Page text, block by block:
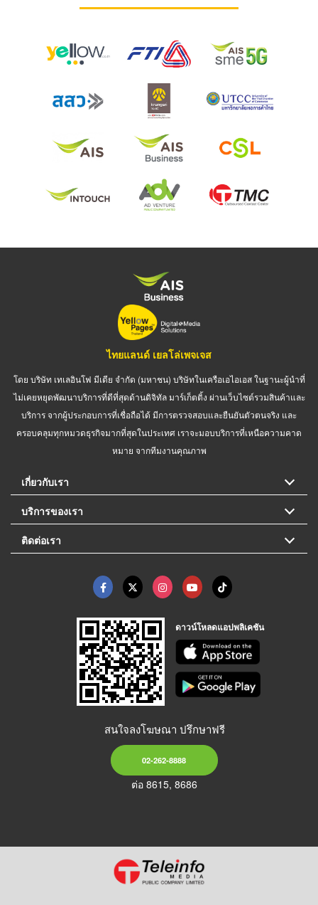
ไทยแลนด์ เยลโล่เพจเจส
โดย บริษัท เทเลอินโฟ มีเดีย จำกัด (มหาชน) บริษัทในเครือเอไอเอส ในฐานะผู้นำที่
ไม่เคยหยุดพัฒนาบริการที่ดีที่สุดด้านดิจิทัล มาร์เก็ตติ้ง ผ่านเว็บไซต์รวมสินค้าและ
บริการ จากผู้ประกอบการที่เชื่อถือได้ มีการตรวจสอบและยืนยันตัวตนจริง และ
ครอบคลุมทุกหมวดธุรกิจมากที่สุดในประเทศ เราจะมอบบริการที่เหนือความคาด
หมาย จากทีมงานคุณภาพ
เกี่ยวกับเรา
บริการของเรา
ติดต่อเรา
ดาวน์โหลดแอปพลิเคชัน
สนใจลงโฆษณา ปรึกษาฟรี
02-262-8888
ต่อ 8615, 8686